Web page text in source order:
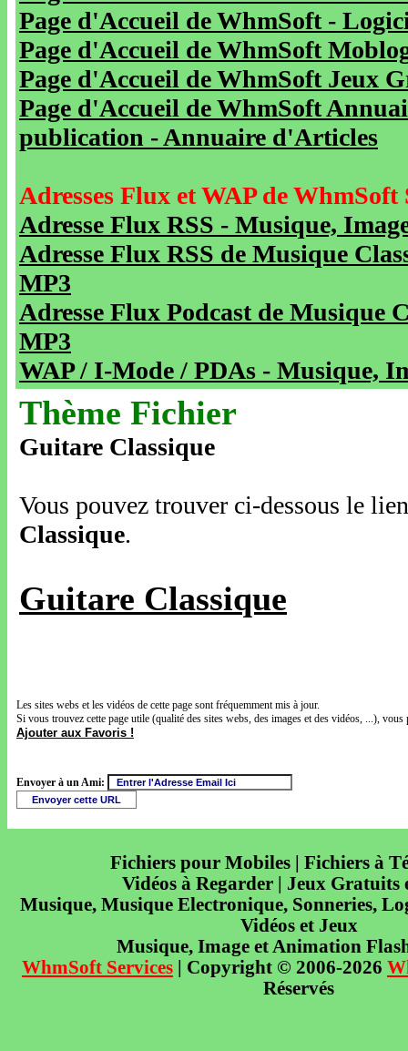
Page d'Accueil de WhmSoft -
Page d'Accueil de WhmSoft
Page d'Accueil de WhmSoft Jeux
Page d'Accueil de WhmSoft
publication - Annuaire d'Articles
Adresses Flux et WAP de WhmSoft
Adresse Flux RSS - Musique,
Adresse Flux RSS de Musique
MP3
Adresse Flux Podcast de Musique
MP3
WAP / I-Mode / PDAs - Musique,
Thème Fichier
Guitare Classique
Vous pouvez trouver ci-dessous le
Classique.
Guitare Classique
Les sites webs et les vidéos de cette page sont fréquemment mis à jour.
Si vous trouvez cette page utile (qualité des sites webs, des images et des vidéos, ...),
Ajouter aux Favoris !
Envoyer à un Ami:
Fichiers pour Mobiles | Fichiers à
Vidéos à Regarder | Jeux Gratuits
Musique, Musique Electronique, Sonneries,
Vidéos et Jeux
Musique, Image et Animation
WhmSoft Services | Copyright © 2006-2026
Réservés